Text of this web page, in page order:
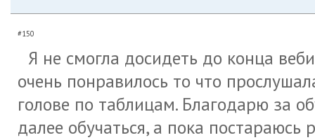
#150
Я не смогла досидеть до конца
очень понравилось то что
голове по таблицам. Благодарю за
далее обучаться, а пока